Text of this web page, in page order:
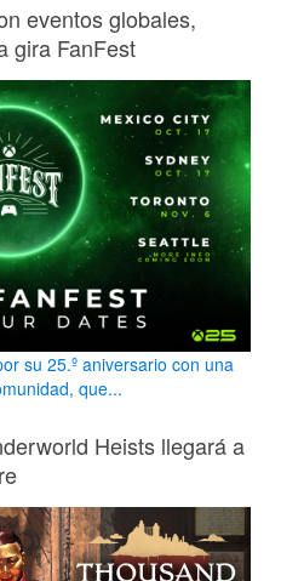
eventos globales,
gira FanFest
su 25.º aniversario con una
que...
Heists llegará a